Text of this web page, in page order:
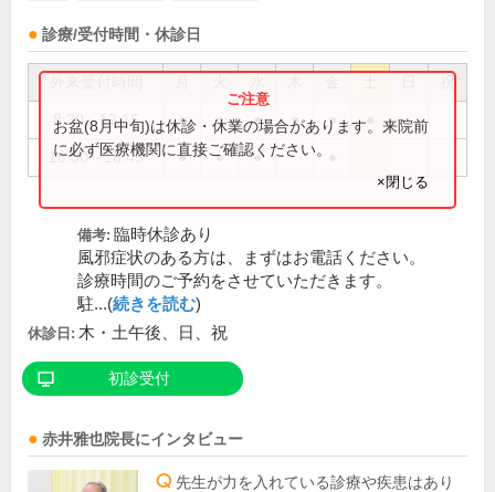
診療/受付時間・休診日
8:30～12:15 ● ● ● ● ●
16:00～18:45 ● ● ●
お盆(8月中旬)は休診・休業の場合があります。来院前
に必ず医療機関に直接ご確認ください。
×閉じる
備考: 臨時休診あり
風邪症状のある方は、まずはお電話ください。
診療時間のご予約をさせていただきます。
駐...(続きを読む)
休診日: 木・土午後、日、祝
初診受付
赤井雅也院長にインタビュー
先生が力を入れている診療や疾患はあり